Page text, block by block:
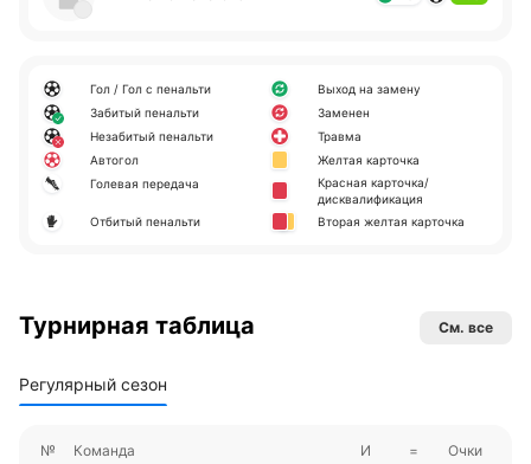
Гол / Гол с пенальти
Забитый пенальти
Незабитый пенальти
Автогол
Голевая передача
Отбитый пенальти
Выход на замену
Заменен
Травма
Желтая карточка
Красная карточка/
дисквалификация
Вторая желтая карточка
Турнирная таблица См. все
Регулярный сезон
№ Команда И = Очки